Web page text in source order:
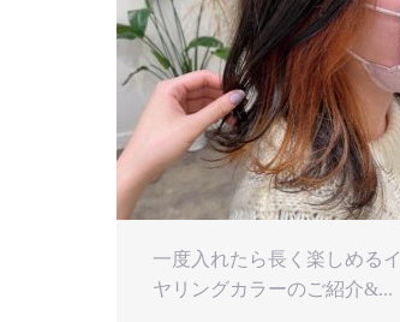
一度入れたら長く楽しめるイ
ヤリングカラーのご紹介&...